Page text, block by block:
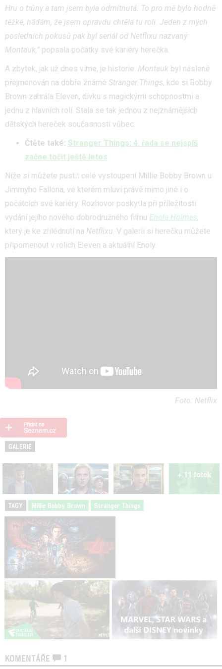
Hru o trůny a tam jsem byla odmítnutá. To pro mě bylo hodně
těžké, hádám, že jsem opravdu chtěla tu roli. Jeden z mých
posledních pokusů pak byl seriál od Netflixu nazvaný
Montauk,” popsala počátky své kariéry herečka.
A zbytek, jak už dnes víme, je historie. Montauk byl násleně
přejmenován na dobře známé Stranger Things, kde si Bobby
Brown zahrála Eleven, dívku s magickými schopnostmi a
jednu z hlavních rolí. Stala se tak jednou z nejznámějších
dětských hereček současnosti vůbec.
Čtěte také: Stranger Things: 4. řada se nejspíš
začne točit ještě letos
Níže si můžete pustit celé vystoupení Millie Bobby Brown u
Jimmyho Fallona, ve kterém mluví právě mimo jiné i o
počátcích své kariéry. Rozhovor poskytla při příležitosti
vydání jejího nového dobrodružného filmu Enola Holmes,
který je ke zhlédnutí na Netflixu. V galerii si herečku můžete
připomenout v rolích Eleven a aktuální Enoly.
Foto: Netflix
GALERIE
+ 11 fotek
TAGY Millie Bobby Brown Stranger Things
KOMENTÁŘE 1